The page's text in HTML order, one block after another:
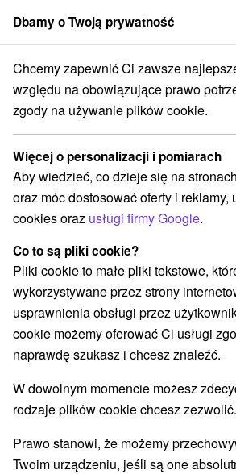
członek grupySorger
Uzdrowisko Ružbachy Wspaniałe wakacje
Wspaniałe wakacje lub
uzdrowisku
Uzdrowisko Ružbachy Vyšné
8,0 doskonały·480 recenzji
Dbamy o Twoją prywatność
Chcemy zapewnić Ci zawsze
względu na obowiązujące prawo
zgody na używanie plików cookie.
Więcej o personalizacji i pomiarach
Aby wiedzieć, co dzieje się na
oraz móc dostosować oferty i reklamy,
cookies oraz usługi firmy Google.
Co to są pliki cookie?
Pliki cookie to małe pliki tekstowe,
wykorzystywane przez strony
usprawnienia obsługi przez
cookie możemy oferować Ci usługi
naprawdę szukasz i chcesz znaleźć.
W dowolnym momencie możesz
rodzaje plików cookie chcesz zezwolić.
Prawo stanowi, że możemy
Twoim urządzeniu, jeśli są one